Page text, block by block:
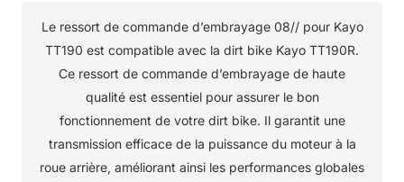
Le ressort de commande d’embrayage 08// pour Kayo
TT190 est compatible avec la dirt bike Kayo TT190R.
Ce ressort de commande d’embrayage de haute
qualité est essentiel pour assurer le bon
fonctionnement de votre dirt bike. Il garantit une
transmission efficace de la puissance du moteur à la
roue arrière, améliorant ainsi les performances globales